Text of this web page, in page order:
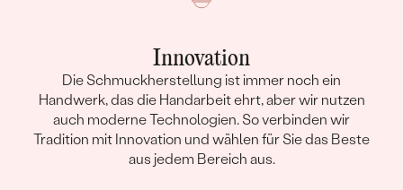
Innovation
Die Schmuckherstellung ist immer noch ein
Handwerk, das die Handarbeit ehrt, aber wir nutzen
auch moderne Technologien. So verbinden wir
Tradition mit Innovation und wählen für Sie das Beste
aus jedem Bereich aus.